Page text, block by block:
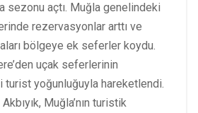
sezonu açtı. Muğla genelindeki
rezervasyonlar arttı ve
bölgeye ek seferler koydu.
uçak seferlerinin
turist yoğunluğuyla hareketlendi.
Muğla’nın turistik